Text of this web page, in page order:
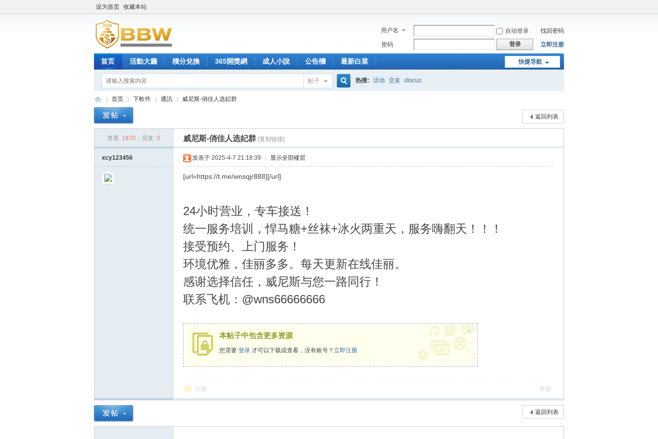
设为首页 收藏本站
用户名 自动登录
找回密码
密码
登录 立即注册
快捷导航
首页 活動大廳 積分兌換 365開獎網 成人小說 公告欄 最新白菜
帖子 热搜: 活动 交友 discuz
首页
›
下軟件
›
通訊 威尼斯-俏佳人选妃群
返回列表
查看: 1870 回复: 0 威尼斯-俏佳人选妃群 [复制链接]
xcy123456 发表于 2025-4-7 21:18:39 显示全部楼层
[url=https://t.me/wnsqjr888][/url]
24小时营业，专车接送！
统一服务培训，悍马糖+丝袜+冰火两重天，服务嗨翻天！！！
接受预约、上门服务！
环境优雅，佳丽多多。每天更新在线佳丽。
感谢选择信任，威尼斯与您一路同行！
联系飞机：@wns66666666
本帖子中包含更多资源
您需要 登录 才可以下载或查看，没有账号？ 立即注册
x
回复 举报
返回列表